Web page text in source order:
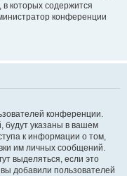
в которых содержится
конференции
конференции.
будут указаны в вашем
к информации о том,
им личных сообщений.
выделяться, если это
добавили пользователей